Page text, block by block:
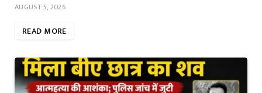
AUGUST 5, 2026
READ MORE